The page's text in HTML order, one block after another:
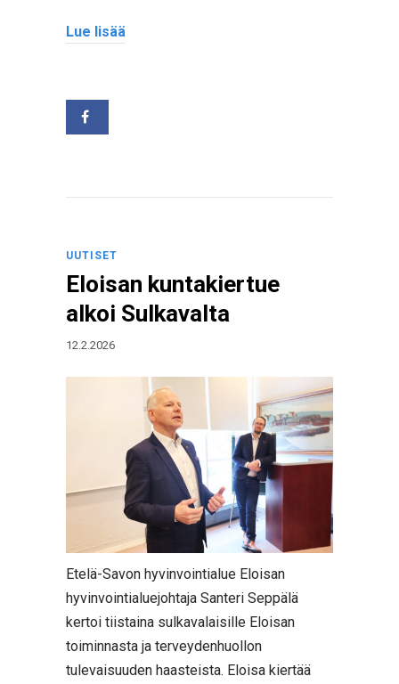
Lue lisää
UUTISET
Eloisan kuntakiertue
alkoi Sulkavalta
12.2.2026
Etelä-Savon hyvinvointialue Eloisan
hyvinvointialuejohtaja Santeri Seppälä
kertoi tiistaina sulkavalaisille Eloisan
toiminnasta ja terveydenhuollon
tulevaisuuden haasteista. Eloisa kiertää